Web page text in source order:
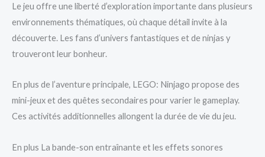
Le jeu offre une liberté d’exploration importante dans plusieurs
environnements thématiques, où chaque détail invite à la
découverte. Les fans d’univers fantastiques et de ninjas y
trouveront leur bonheur.
En plus de l’aventure principale, LEGO: Ninjago propose des
mini-jeux et des quêtes secondaires pour varier le gameplay.
Ces activités additionnelles allongent la durée de vie du jeu.
En plus La bande-son entraînante et les effets sonores